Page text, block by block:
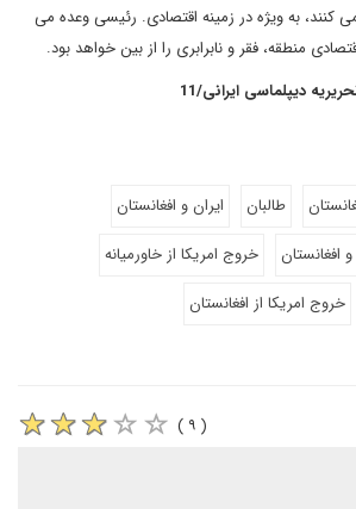
کنند، به ویژه در زمینه اقتصادی. رئیسی وعده می
منطقه، فقر و نابرابری را از بین خواهد بود.
دیپلماسی ایرانی/11
طالبان
ایران و افغانستان
و افغانستان
خروج امریکا از خاورمیانه
خروج امریکا از افغانستان
( ۹ )